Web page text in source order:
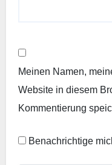
Meinen Namen,
Website in diesem
Kommentierung
Benachrichtige